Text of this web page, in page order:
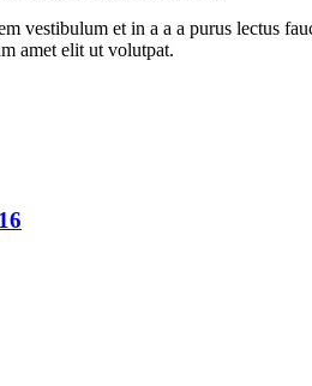
vestibulum et in a a a purus lectus
amet elit ut volutpat.